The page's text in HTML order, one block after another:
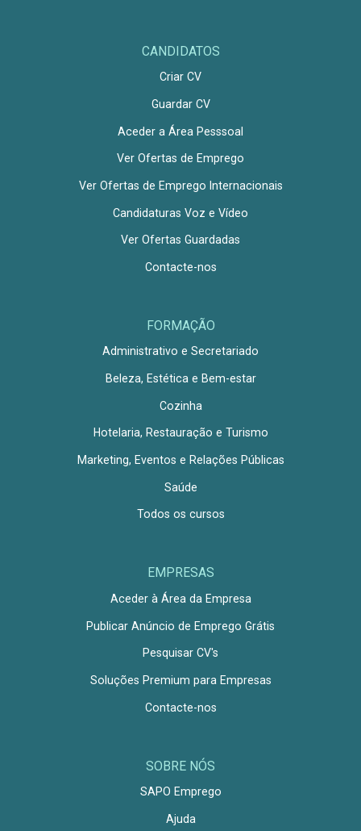
CANDIDATOS
Criar CV
Guardar CV
Aceder a Área Pesssoal
Ver Ofertas de Emprego
Ver Ofertas de Emprego Internacionais
Candidaturas Voz e Vídeo
Ver Ofertas Guardadas
Contacte-nos
FORMAÇÃO
Administrativo e Secretariado
Beleza, Estética e Bem-estar
Cozinha
Hotelaria, Restauração e Turismo
Marketing, Eventos e Relações Públicas
Saúde
Todos os cursos
EMPRESAS
Aceder à Área da Empresa
Publicar Anúncio de Emprego Grátis
Pesquisar CV's
Soluções Premium para Empresas
Contacte-nos
SOBRE NÓS
SAPO Emprego
Ajuda